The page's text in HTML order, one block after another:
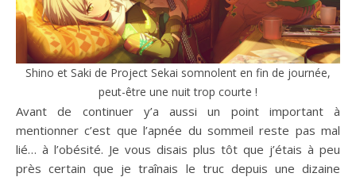
Shino et Saki de Project Sekai somnolent en fin de journée,
peut-être une nuit trop courte !
Avant de continuer y’a aussi un point important à
mentionner c’est que l’apnée du sommeil reste pas mal
lié… à l’obésité. Je vous disais plus tôt que j’étais à peu
près certain que je traînais le truc depuis une dizaine